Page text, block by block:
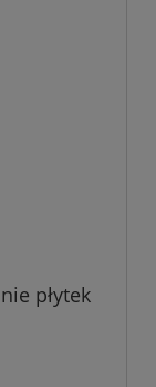
płytek